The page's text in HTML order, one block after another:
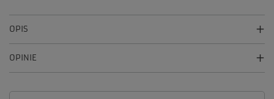
OPIS
OPINIE